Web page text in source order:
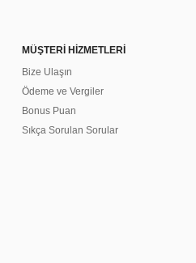
MÜŞTERİ HİZMETLERİ
Bize Ulaşın
Ödeme ve Vergiler
Bonus Puan
Sıkça Sorulan Sorular